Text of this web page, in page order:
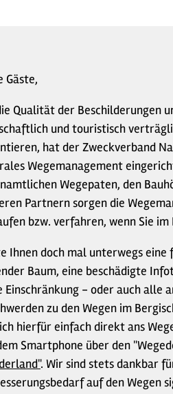
Gäste,
Qualität der Beschilderungen
und touristisch
hat der Zweckverband
Wegemanagement
Wegepaten, den
Partnern sorgen die
bzw. verfahren, wenn Sie im
Ihnen doch mal unterwegs
Baum, eine beschädigte
Einschränkung - oder auch alle
zu den Wegen im
hierfür einfach direkt ans
Smartphone über den
. Wir sind stets dankbar
auf den Wegen